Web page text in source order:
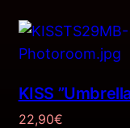
KISS
22,90€